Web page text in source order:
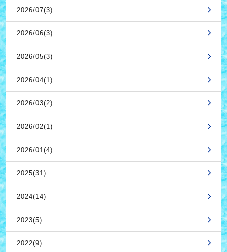
2026/07(3)
2026/06(3)
2026/05(3)
2026/04(1)
2026/03(2)
2026/02(1)
2026/01(4)
2025(31)
2024(14)
2023(5)
2022(9)